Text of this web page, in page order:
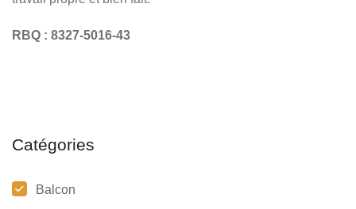
RBQ : 8327-5016-43
Catégories
Balcon